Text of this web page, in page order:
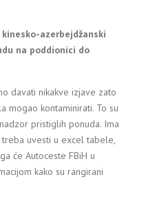
azerbejdžanski
na poddionici do
davati nikakve izjave zato
mogao kontaminirati. To su
pristiglih ponuda. Ima
uvesti u excel tabele,
će Autoceste FBiH u
kako su rangirani